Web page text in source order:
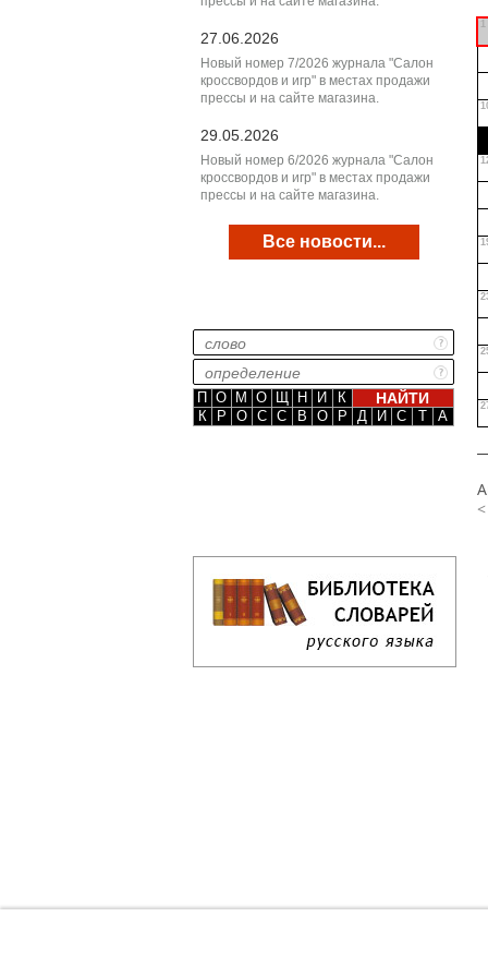
27.06.2026
Новый номер 7/2026 журнала "Салон
кроссвордов и игр" в местах продажи
прессы и на сайте магазина.
29.05.2026
Новый номер 6/2026 журнала "Салон
кроссвордов и игр" в местах продажи
прессы и на сайте магазина.
Все новости...
П О М О Щ Н И
К
К
Р О С С В О Р Д И С Т А
1
<